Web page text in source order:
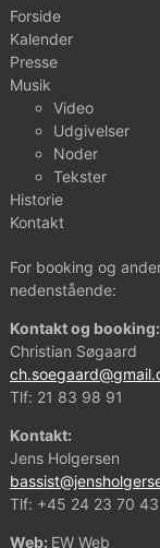
Forside
Kalender
Presse
Musik
Video
Udgivelser
Noder
Tekster
Historie
Kontakt
For booking og
nedenstående:
Kontakt og booking:
Christian Søgaard
Tlf: 21 83 98 91
Kontakt:
Jens Holgersen
Tlf: +45 24 23 70 43
Web: EW Web